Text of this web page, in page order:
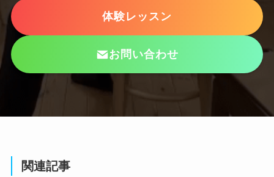
体験レッスン
お問い合わせ
関連記事